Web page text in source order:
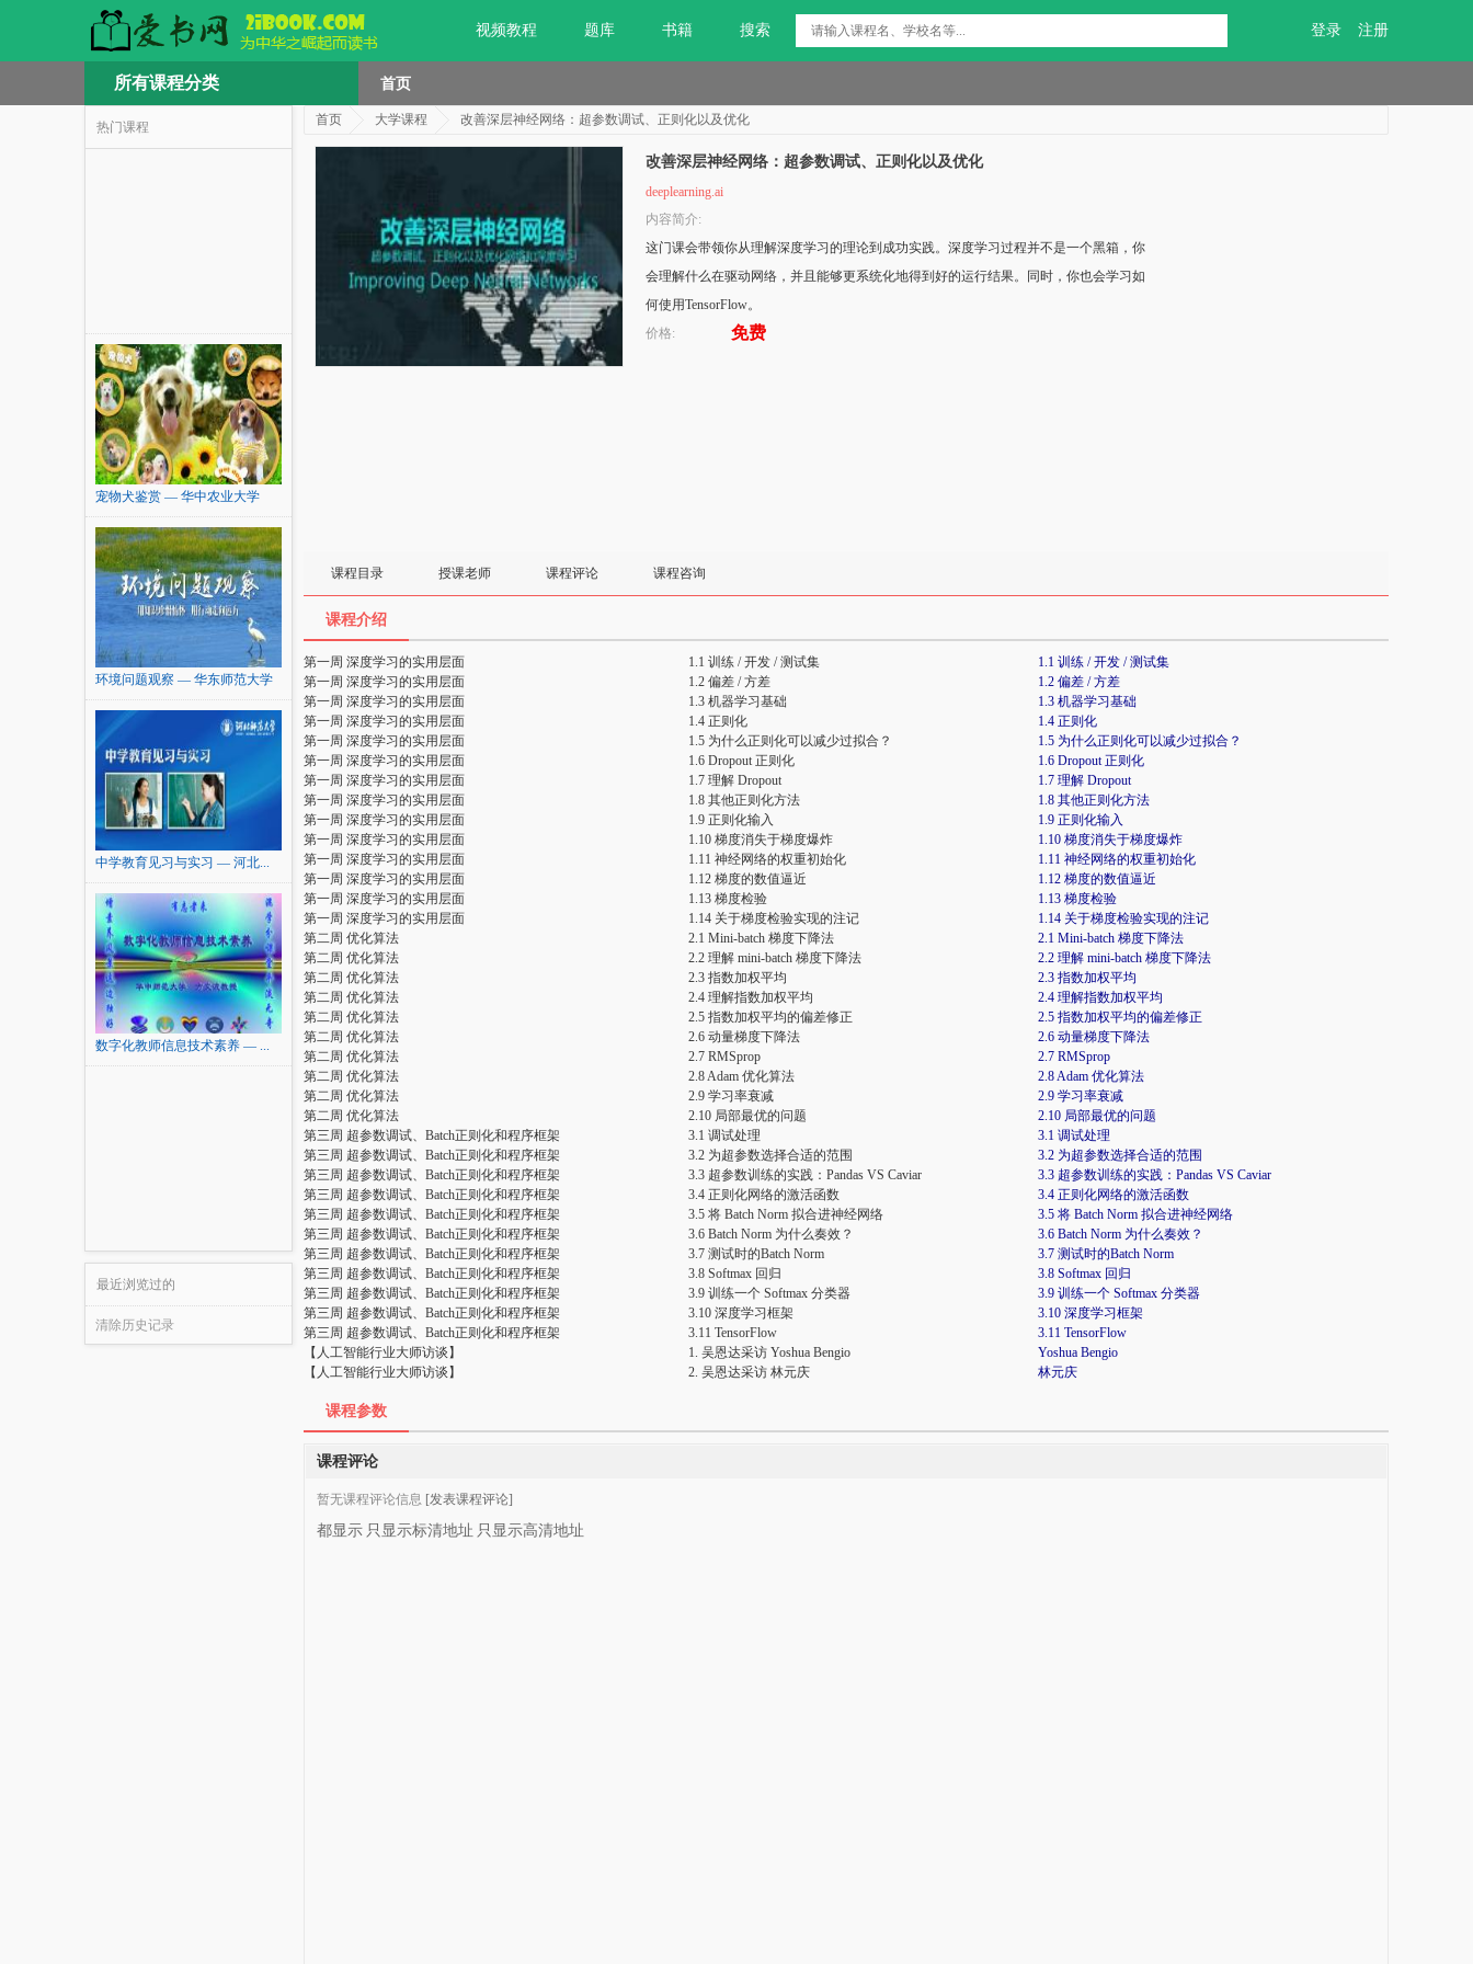
视频教程 题库 书籍 搜索 登录 注册
所有课程分类 首页
热门课程
宠物犬鉴赏 — 华中农业大学
环境问题观察 — 华东师范大学
中学教育见习与实习 — 河北...
数字化教师信息技术素养 — ...
最近浏览过的
清除历史记录
首页 大学课程 改善深层神经网络：超参数调试、正则化以及优化
改善深层神经网络：超参数调试、正则化以及优化
deeplearning.ai
内容简介:
这门课会带领你从理解深度学习的理论到成功实践。深度学习过程并不是一个黑箱，你
会理解什么在驱动网络，并且能够更系统化地得到好的运行结果。同时，你也会学习如
何使用TensorFlow。
价格:
免费
课程目录 授课老师 课程评论 课程咨询
课程介绍
第一周 深度学习的实用层面 1.1 训练 / 开发 / 测试集
1.1 训练 / 开发 / 测试集
第一周 深度学习的实用层面
1.2 偏差 / 方差
1.2 偏差 / 方差
第一周 深度学习的实用层面
1.3 机器学习基础
1.3 机器学习基础
第一周 深度学习的实用层面
1.4 正则化
1.4 正则化
第一周 深度学习的实用层面
1.5 为什么正则化可以减少过拟合？
1.5 为什么正则化可以减少过拟合？
第一周 深度学习的实用层面
1.6 Dropout 正则化
1.6 Dropout 正则化
第一周 深度学习的实用层面
1.7 理解 Dropout
1.7 理解 Dropout
第一周 深度学习的实用层面
1.8 其他正则化方法
1.8 其他正则化方法
第一周 深度学习的实用层面
1.9 正则化输入
1.9 正则化输入
第一周 深度学习的实用层面
1.10 梯度消失于梯度爆炸
1.10 梯度消失于梯度爆炸
第一周 深度学习的实用层面
1.11 神经网络的权重初始化
1.11 神经网络的权重初始化
第一周 深度学习的实用层面
1.12 梯度的数值逼近
1.12 梯度的数值逼近
第一周 深度学习的实用层面
1.13 梯度检验
1.13 梯度检验
第一周 深度学习的实用层面
1.14 关于梯度检验实现的注记
1.14 关于梯度检验实现的注记
第二周 优化算法
2.1 Mini-batch 梯度下降法
2.1 Mini-batch 梯度下降法
第二周 优化算法
2.2 理解 mini-batch 梯度下降法
2.2 理解 mini-batch 梯度下降法
第二周 优化算法
2.3 指数加权平均
2.3 指数加权平均
第二周 优化算法
2.4 理解指数加权平均
2.4 理解指数加权平均
第二周 优化算法
2.5 指数加权平均的偏差修正
2.5 指数加权平均的偏差修正
第二周 优化算法
2.6 动量梯度下降法
2.6 动量梯度下降法
第二周 优化算法
2.7 RMSprop
2.7 RMSprop
第二周 优化算法
2.8 Adam 优化算法
2.8 Adam 优化算法
第二周 优化算法
2.9 学习率衰减
2.9 学习率衰减
第二周 优化算法
2.10 局部最优的问题
2.10 局部最优的问题
第三周 超参数调试、Batch正则化和程序框架
3.1 调试处理
3.1 调试处理
第三周 超参数调试、Batch正则化和程序框架
3.2 为超参数选择合适的范围
3.2 为超参数选择合适的范围
第三周 超参数调试、Batch正则化和程序框架
3.3 超参数训练的实践：Pandas VS Caviar
3.3 超参数训练的实践：Pandas VS Caviar
第三周 超参数调试、Batch正则化和程序框架
3.4 正则化网络的激活函数
3.4 正则化网络的激活函数
第三周 超参数调试、Batch正则化和程序框架
3.5 将 Batch Norm 拟合进神经网络
3.5 将 Batch Norm 拟合进神经网络
第三周 超参数调试、Batch正则化和程序框架
3.6 Batch Norm 为什么奏效？
3.6 Batch Norm 为什么奏效？
第三周 超参数调试、Batch正则化和程序框架
3.7 测试时的Batch Norm
3.7 测试时的Batch Norm
第三周 超参数调试、Batch正则化和程序框架
3.8 Softmax 回归
3.8 Softmax 回归
第三周 超参数调试、Batch正则化和程序框架
3.9 训练一个 Softmax 分类器
3.9 训练一个 Softmax 分类器
第三周 超参数调试、Batch正则化和程序框架
3.10 深度学习框架
3.10 深度学习框架
第三周 超参数调试、Batch正则化和程序框架
3.11 TensorFlow
3.11 TensorFlow
【人工智能行业大师访谈】
1. 吴恩达采访 Yoshua Bengio
Yoshua Bengio
【人工智能行业大师访谈】
2. 吴恩达采访 林元庆 林元庆
课程参数
课程评论
暂无课程评论信息 [发表课程评论]
都显示 只显示标清地址 只显示高清地址